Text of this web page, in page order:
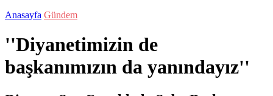
Anasayfa Gündem
''Diyanetimizin de
başkanımızın da yanındayız''